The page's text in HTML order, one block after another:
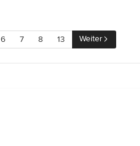
6 7 8 13 Weiter